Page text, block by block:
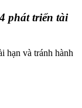
phát triển tài
hạn và tránh hành